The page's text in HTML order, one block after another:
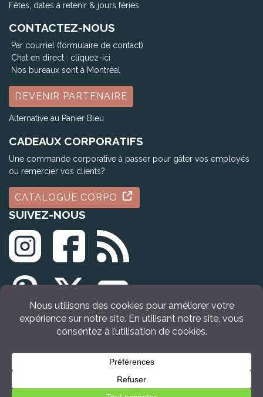
Fêtes, dates à retenir & jours fériés
CONTACTEZ-NOUS
Par courriel (formulaire de contact)
Chat en direct : cliquez-ici
Nos bureaux sont à Montréal
DEVENIR PARTENAIRE
Alternative au Panier Bleu
CADEAUX CORPORATIFS
Une commande corporative à passer pour gâter vos employés
ou remercier vos clients?
CATALOGUE CORPO
SUIVEZ-NOUS
© Tous droits réservés Idée Cadeau Québec (2009 - 2026)
Retour en haut